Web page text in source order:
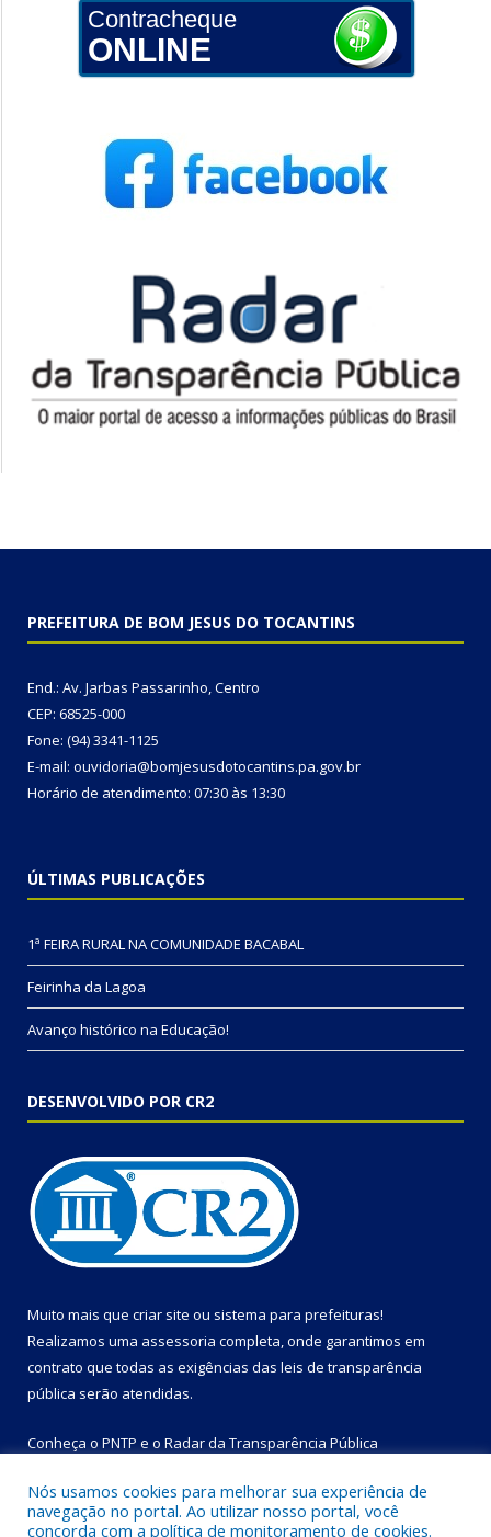
Contracheque
ONLINE
PREFEITURA DE BOM JESUS DO TOCANTINS
End.: Av. Jarbas Passarinho, Centro
CEP: 68525-000
Fone: (94) 3341-1125
E-mail: ouvidoria@bomjesusdotocantins.pa.gov.br
Horário de atendimento: 07:30 às 13:30
ÚLTIMAS PUBLICAÇÕES
1ª FEIRA RURAL NA COMUNIDADE BACABAL
Feirinha da Lagoa
Avanço histórico na Educação!
DESENVOLVIDO POR CR2
Muito mais que criar site ou sistema para prefeituras!
Realizamos uma assessoria completa, onde garantimos em
contrato que todas as exigências das leis de transparência
pública serão atendidas.
Conheça o PNTP e o Radar da Transparência Pública
Nós usamos cookies para melhorar sua experiência de
navegação no portal. Ao utilizar nosso portal, você
concorda com a política de monitoramento de cookies.